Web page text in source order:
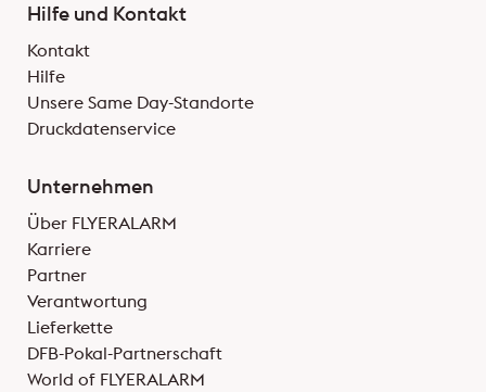
Hilfe und Kontakt
Kontakt
Hilfe
Unsere Same Day-Standorte
Druckdatenservice
Unternehmen
Über FLYERALARM
Karriere
Partner
Verantwortung
Lieferkette
DFB-Pokal-Partnerschaft
World of FLYERALARM